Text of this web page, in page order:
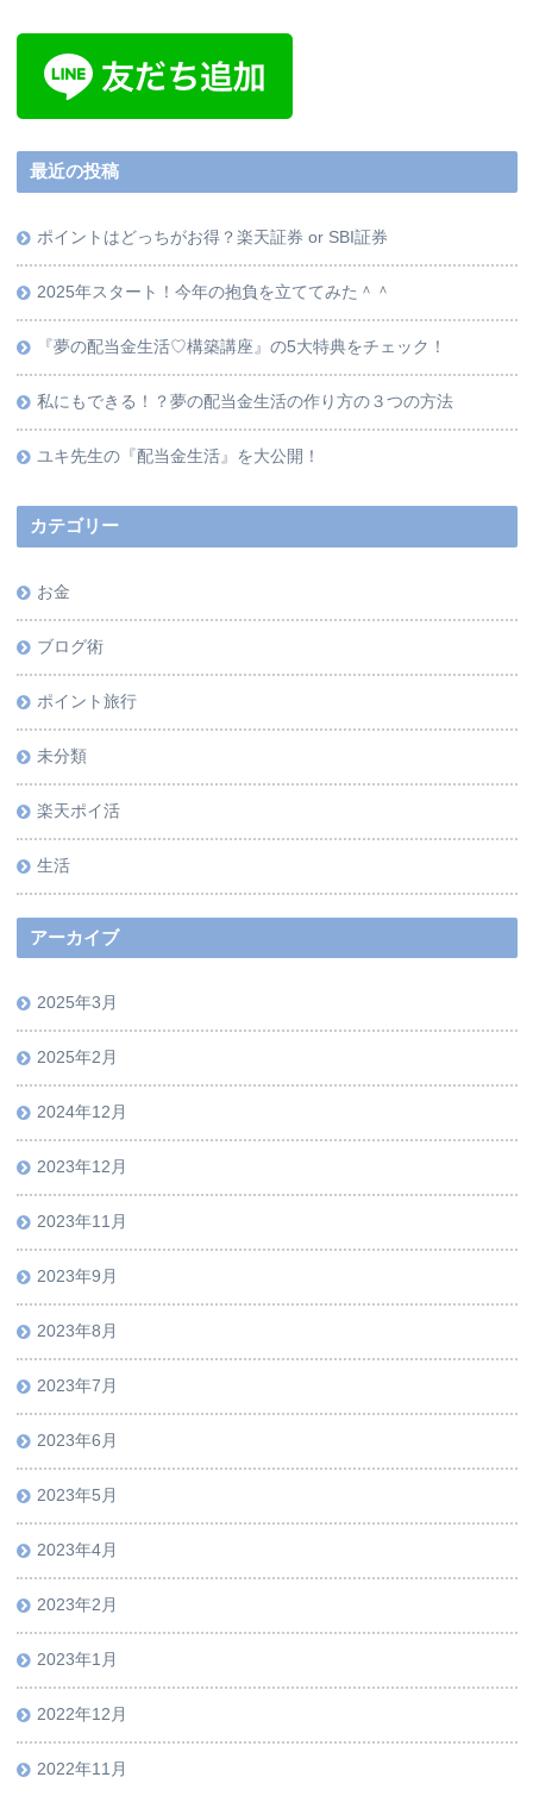
最近の投稿
ポイントはどっちがお得？楽天証券 or SBI証券
2025年スタート！今年の抱負を立ててみた＾＾
『夢の配当金生活♡構築講座』の5大特典をチェック！
私にもできる！？夢の配当金生活の作り方の３つの方法
ユキ先生の『配当金生活』を大公開！
カテゴリー
お金
ブログ術
ポイント旅行
未分類
楽天ポイ活
生活
アーカイブ
2025年3月
2025年2月
2024年12月
2023年12月
2023年11月
2023年9月
2023年8月
2023年7月
2023年6月
2023年5月
2023年4月
2023年2月
2023年1月
2022年12月
2022年11月